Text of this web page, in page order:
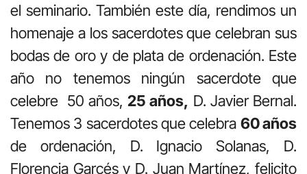
el seminario. También este día, rendimos un
homenaje a los sacerdotes que celebran sus
bodas de oro y de plata de ordenación. Este
año no tenemos ningún sacerdote que
celebre 50 años, 25 años, D. Javier Bernal.
Tenemos 3 sacerdotes que celebra 60 años
de ordenación, D. Ignacio Solanas, D.
Florencia Garcés y D. Juan Martínez, felicito